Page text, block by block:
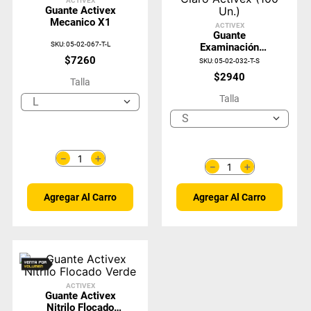
Guante Activex
Mecanico X1
SKU:05-02-067-T-L
$7260
Talla
L
＋
－
Agregar Al Carro
ACTIVEX
Guante
Examinación
Desechable Vinilo
Claro Activex (100
Un.)
SKU:05-02-032-T-S
$2940
Talla
S
＋
－
Agregar Al Carro
ACTIVEX
Guante Activex
Nitrilo Flocado